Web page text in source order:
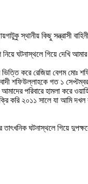
স্থানীয় কিছু সন্ত্রাসী
গিয়ে দেখি আমার
করে রেজিয়া বেগম মোঃ
শফিউল্লাহকে গত ১
পরিবারে হামলা করে
করি ২০১১ সালে যা আমি
ঘটনাস্থলে গিয়ে